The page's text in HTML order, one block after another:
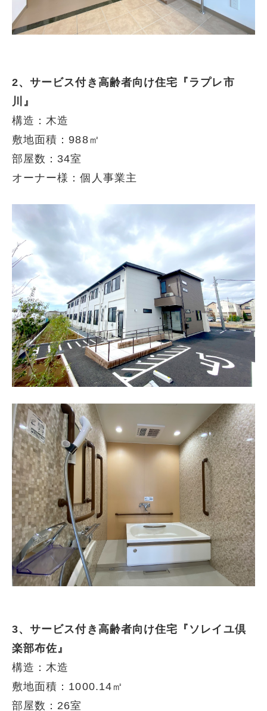
2、サービス付き高齢者向け住宅『ラプレ市
川』
構造：木造
敷地面積：988㎡
部屋数：34室
オーナー様：個人事業主
3、サービス付き高齢者向け住宅『ソレイユ倶
楽部布佐』
構造：木造
敷地面積：1000.14㎡
部屋数：26室